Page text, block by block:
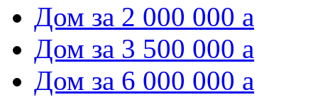
Дом за 2 000 000 a
Дом за 3 500 000 a
Дом за 6 000 000 a